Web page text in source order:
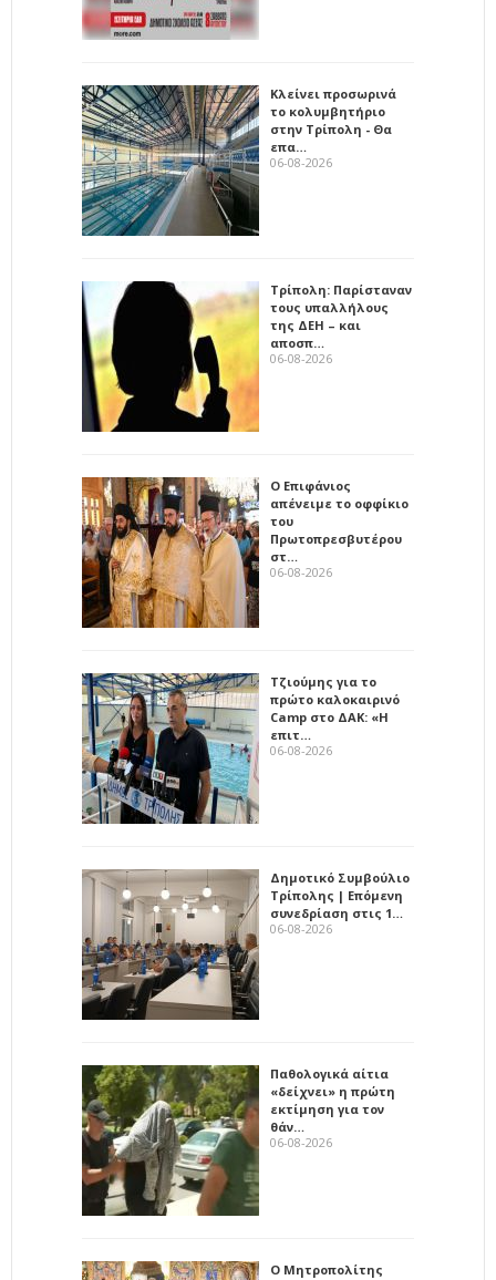
Κλείνει προσωρινά
το κολυμβητήριο
στην Τρίπολη - Θα
επα…
06-08-2026
Τρίπολη: Παρίσταναν
τους υπαλλήλους
της ΔΕΗ – και
αποσπ…
06-08-2026
Ο Επιφάνιος
απένειμε το οφφίκιο
του
Πρωτοπρεσβυτέρου
στ…
06-08-2026
Τζιούμης για το
πρώτο καλοκαιρινό
Camp στο ΔΑΚ: «Η
επιτ…
06-08-2026
Δημοτικό Συμβούλιο
Τρίπολης | Επόμενη
συνεδρίαση στις 1…
06-08-2026
Παθολογικά αίτια
«δείχνει» η πρώτη
εκτίμηση για τον
θάν…
06-08-2026
Ο Μητροπολίτης